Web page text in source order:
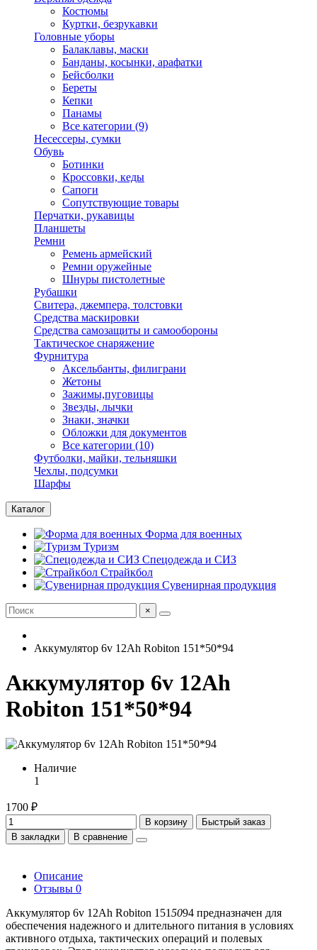
Костюмы
Куртки, безрукавки
Головные уборы
Балаклавы, маски
Банданы, косынки, арафатки
Бейсболки
Береты
Кепки
Панамы
Все категории (9)
Несессеры, сумки
Обувь
Ботинки
Кроссовки, кеды
Сапоги
Сопутствующие товары
Перчатки, рукавицы
Планшеты
Ремни
Ремень армейский
Ремни оружейные
Шнуры пистолетные
Рубашки
Свитера, джемпера, толстовки
Средства маскировки
Средства самозащиты и самообороны
Тактическое снаряжение
Фурнитура
Аксельбанты, филиграни
Жетоны
Зажимы,пуговицы
Звезды, лычки
Знаки, значки
Обложки для документов
Все категории (10)
Футболки, майки, тельняшки
Чехлы, подсумки
Шарфы
Каталог
Форма для военных
Туризм
Спецодежда и СИЗ
Страйкбол
Сувенирная продукция
×
Аккумулятор 6v 12Ah Robiton 151*50*94
Аккумулятор 6v 12Ah
Robiton 151*50*94
Наличие
1
1700 ₽
В корзину
Быстрый заказ
В закладки
В сравнение
Описание
Отзывы 0
Аккумулятор 6v 12Ah Robiton 1515094 предназначен для
обеспечения надежного и длительного питания в условиях
активного отдыха, тактических операций и полевых